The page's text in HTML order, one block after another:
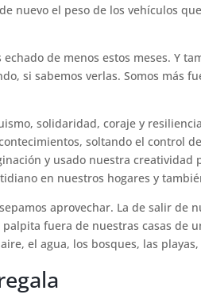
nuevo el peso de los vehículos
de menos estos meses. Y
si sabemos verlas. Somos más
solidaridad, coraje y
soltando el control
y usado nuestra creatividad
en nuestros hogares y
aprovechar. La de salir de
fuera de nuestras casas de
el agua, los bosques, las